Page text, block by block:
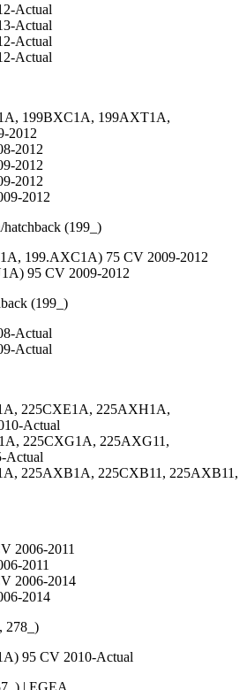
Actual
Actual
Actual
Actual
199BXC1A, 199AXT1A,
2012
2012
2012
2012
2012
(199_)
199.AXC1A) 75 CV 2009-2012
95 CV 2009-2012
(199_)
Actual
Actual
225CXE1A, 225AXH1A,
Actual
225CXG1A, 225AXG11,
Actual
225AXB1A, 225CXB11, 225AXB11,
2006-2011
2011
2006-2014
2014
278_)
95 CV 2010-Actual
| EGEA